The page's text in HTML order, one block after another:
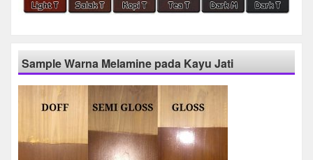
Sample Warna Melamine pada Kayu Jati